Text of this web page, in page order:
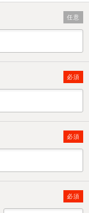
任意
必須
必須
必須